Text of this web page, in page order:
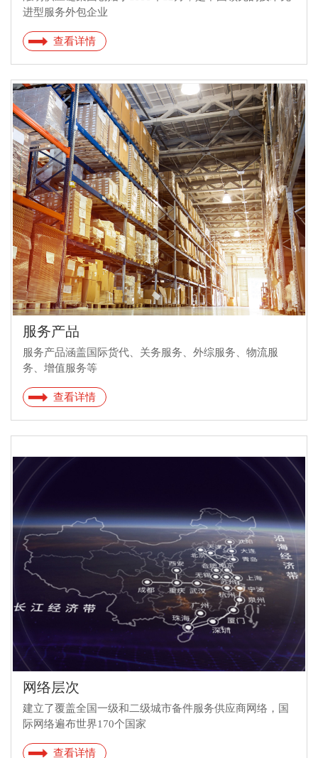
进型服务外包企业
查看详情
服务产品
服务产品涵盖国际货代、关务服务、外综服务、物流服
务、增值服务等
查看详情
网络层次
建立了覆盖全国一级和二级城市备件服务供应商网络，国
际网络遍布世界170个国家
查看详情